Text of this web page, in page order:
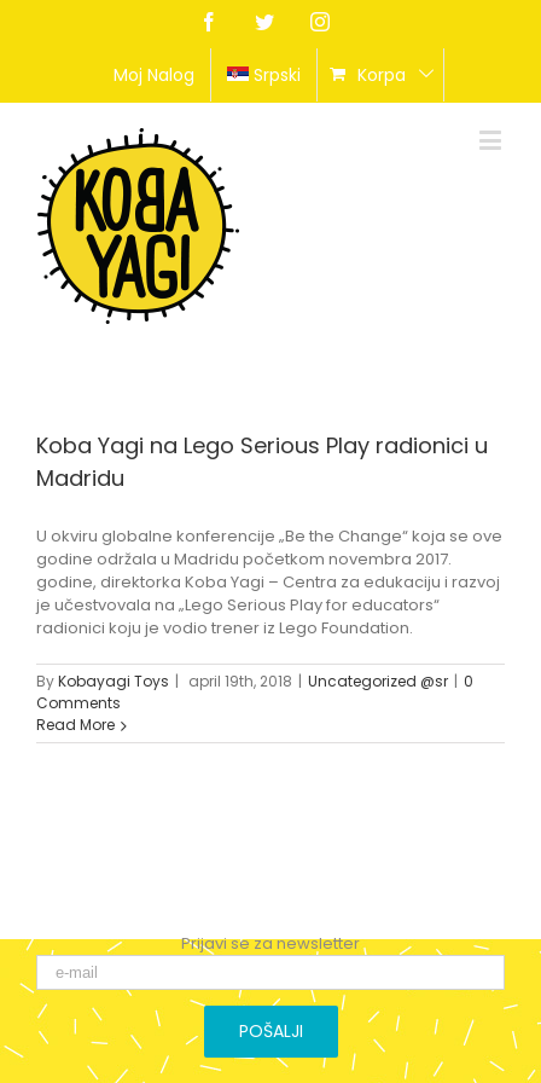
FacebookTwitterInstagram
Moj Nalog Srpski Korpa
Koba Yagi na Lego Serious Play radionici u
Madridu
U okviru globalne konferencije „Be the Change“ koja se ove
godine održala u Madridu početkom novembra 2017.
godine, direktorka Koba Yagi – Centra za edukaciju i razvoj
je učestvovala na „Lego Serious Play for educators“
radionici koju je vodio trener iz Lego Foundation.
ByKobayagi Toys | april 19th, 2018 | Uncategorized @sr | 0
Comments
Read More
Prijavi se za newsletter